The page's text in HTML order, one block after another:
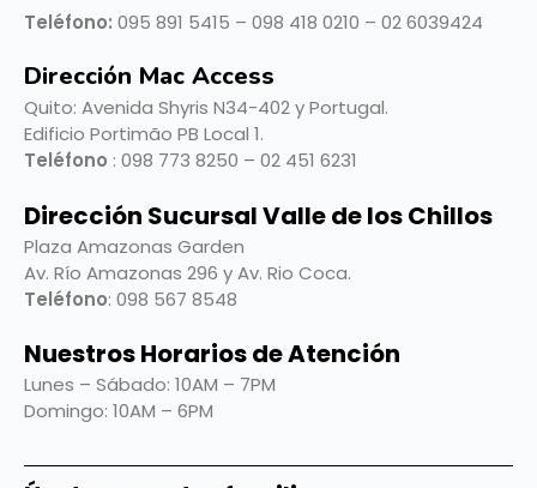
Teléfono: 095 891 5415 – 098 418 0210 – 02 6039424
Dirección Mac Access
Quito: Avenida Shyris N34-402 y Portugal.
Edificio Portimão PB Local 1.
Teléfono : 098 773 8250 – 02 451 6231
Dirección Sucursal Valle de los Chillos
Plaza Amazonas Garden
Av. Río Amazonas 296 y Av. Rio Coca.
Teléfono: 098 567 8548
Nuestros Horarios de Atención
Lunes – Sábado: 10AM – 7PM
Domingo: 10AM – 6PM